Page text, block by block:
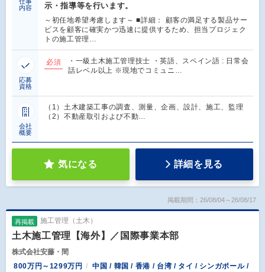
内容
示・指導等を行います。
～初任地希望考慮します～ ■詳細： 顧客の満足する製品サー
ビスを顧客に確実かつ迅速に提供するため、担当プロジェク
トの施工管理…
応募
資格
必須
・一級土木施工管理技士 ・英語、スペイン語 : 日常会
話レベル以上 ※現地でコミュニ…
会社
概要
（1）土木建築工事の調査、測量、企画、設計、施工、監理
（2）不動産取引および不動…
気になる 詳細を見る
掲載期間：26/08/04～26/08/17
再掲載 施工管理（土木）
土木施工管理【海外】／国際事業本部
株式会社安藤・間
800万円～1299万円
中国 / 韓国 / 香港 / 台湾 / タイ / シンガポール /